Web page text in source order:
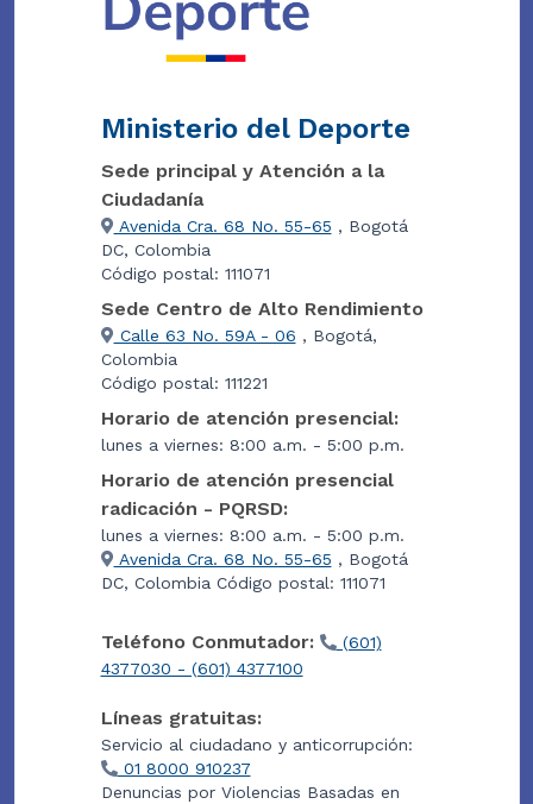
Ministerio del Deporte
Sede principal y Atención a la
Ciudadanía
Avenida Cra. 68 No. 55-65 , Bogotá
DC, Colombia
Código postal: 111071
Sede Centro de Alto Rendimiento
Calle 63 No. 59A - 06 , Bogotá,
Colombia
Código postal: 111221
Horario de atención presencial:
lunes a viernes: 8:00 a.m. - 5:00 p.m.
Horario de atención presencial
radicación - PQRSD:
lunes a viernes: 8:00 a.m. - 5:00 p.m.
Avenida Cra. 68 No. 55-65 , Bogotá
DC, Colombia Código postal: 111071
Teléfono Conmutador:
(601)
4377030 - (601) 4377100
Líneas gratuitas:
Servicio al ciudadano y anticorrupción:
01 8000 910237
Denuncias por Violencias Basadas en